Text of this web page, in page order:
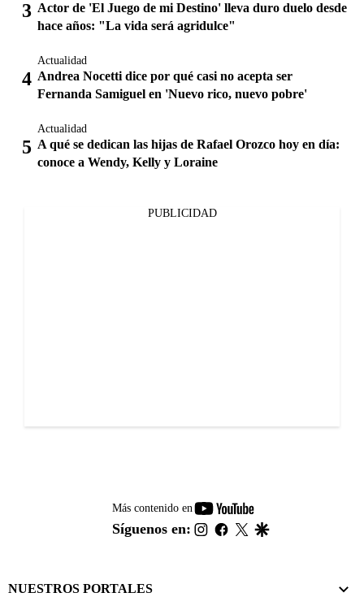
Actor de 'El Juego de mi Destino' lleva duro duelo desde
hace años: "La vida será agridulce"
Actualidad
Andrea Nocetti dice por qué casi no acepta ser
Fernanda Samiguel en 'Nuevo rico, nuevo pobre'
Actualidad
A qué se dedican las hijas de Rafael Orozco hoy en día:
conoce a Wendy, Kelly y Loraine
PUBLICIDAD
Más contenido en
youtube-
footer
Síguenos en: instagram
facebook
twitter
NUESTROS PORTALES